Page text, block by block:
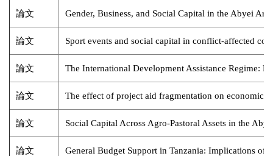
論文 Gender, Business, and Social Capital in the Abyei
論文 Sport events and social capital in conflict-affected
論文 The International Development Assistance Regime:
論文 The effect of project aid fragmentation on economic
論文 Social Capital Across Agro-Pastoral Assets in the
論文 General Budget Support in Tanzania: Implications of